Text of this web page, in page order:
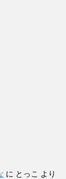
に とっこ より